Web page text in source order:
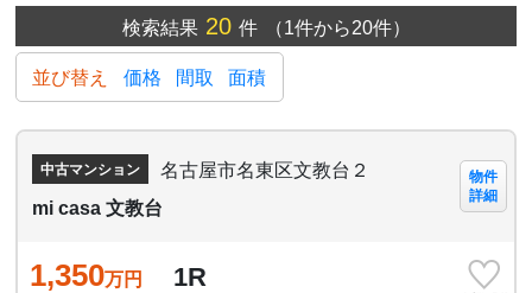
検索結果20 件 （1件から20件）
並び替え 価格 間取 面積
中古マンション
名古屋市名東区文教台２
mi casa 文教台
物件
詳細
1,350万円 1R